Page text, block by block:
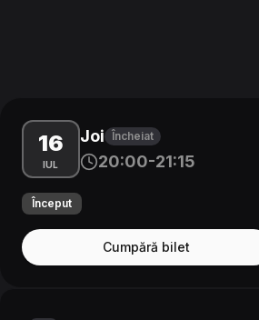
16
IUL
Joi Încheiat
20:00-21:15
Început
Cumpără bilet